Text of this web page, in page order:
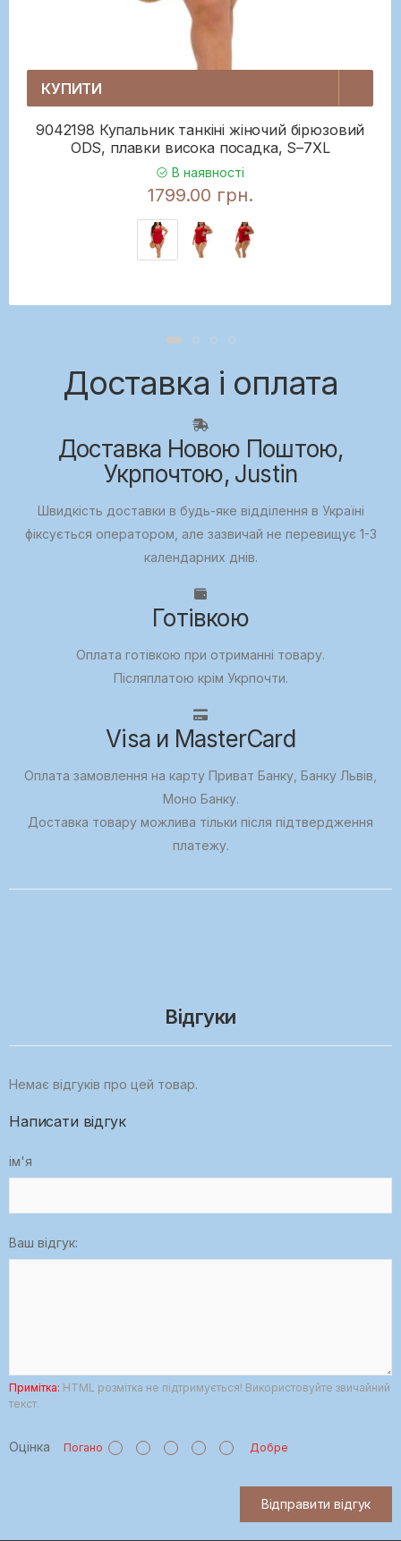
КУПИТИ
9042198 Купальник танкіні жіночий бірюзовий
ODS, плавки висока посадка, S–7XL
В наявності
1799.00 грн.
Доставка і оплата
Доставка Новою Поштою,
Укрпочтою, Justin
Швидкість доставки в будь-яке відділення в Україні
фіксується оператором, але зазвичай не перевищує 1-3
календарних днів.
Готівкою
Оплата готівкою при отриманні товару.
Післяплатою крім Укрпочти.
Visa и MasterCard
Оплата замовлення на карту Приват Банку, Банку Львів,
Моно Банку.
Доставка товару можлива тільки після підтвердження
платежу.
Відгуки
Немає відгуків про цей товар.
Написати відгук
ім'я
Ваш відгук:
Примітка: HTML розмітка не підтримується! Використовуйте звичайний
текст.
Оцінка Погано Добре
Відправити відгук